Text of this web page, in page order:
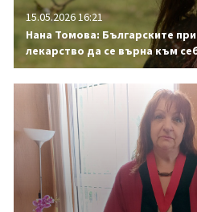
15.05.2026 16:21
Нана Томова: Българските
лекарство да се върна към